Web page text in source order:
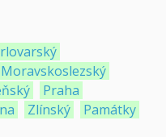
Moravskoslezský
Praha
Zlínský Památky